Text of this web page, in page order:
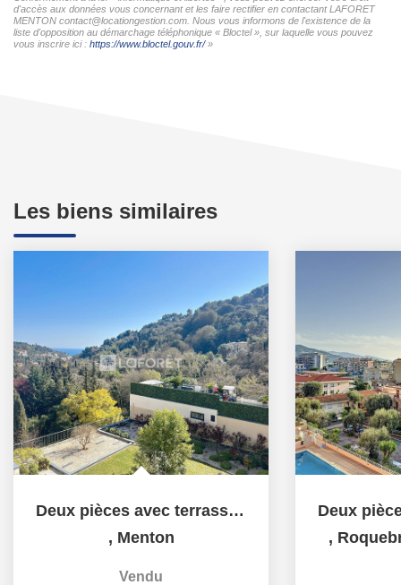
d'accès aux données vous concernant et les faire rectifier en contactant LAFORET
MENTON contact@locationgestion.com. Nous vous informons de l'existence de la
liste d'opposition au démarchage téléphonique « Bloctel », sur laquelle vous pouvez
vous inscrire ici : https://www.bloctel.gouv.fr/»
Les biens similaires
Deux pièces avec terrasse, cave et parking
, Menton
Vendu
,